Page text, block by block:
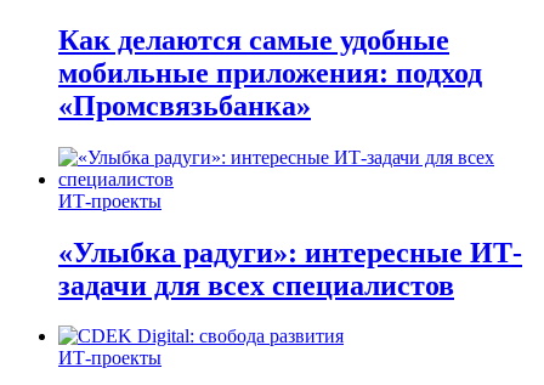
Как делаются самые удобные
мобильные приложения: подход
«Промсвязьбанка»
ИТ-проекты
«Улыбка радуги»: интересные ИТ-
задачи для всех специалистов
ИТ-проекты